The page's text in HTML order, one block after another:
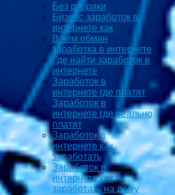
Без рубрики
Бизнес заработок в
интернете как
В чем обман
заработка в интернете
Где найти заработок в
интернете
Заработок в
интернете где платят
Заработок в
интернете где реально
платят
Заработок в
интернете как
заработать
Заработок в
интернете как
заработать на дому